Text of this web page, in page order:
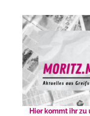
Hier kommt ihr